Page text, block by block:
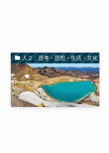
人２：思考・思想・生活・文化